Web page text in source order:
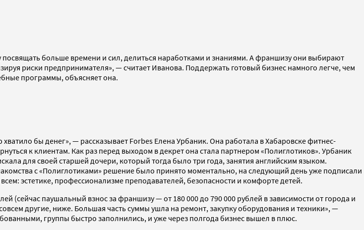
больше времени и сил, делиться наработками и знаниями. А франшизу они выбирают
риски предпринимателя», — считает Иванова. Поддержать готовый бизнес намного легче, чем
программы, объясняет она.
бы денег», — рассказывает Forbes Елена Урбаник. Она работала в Хабаровске фитнес-
к клиентам. Как раз перед выходом в декрет она стала партнером «Полиглотиков». Урбаник
для своей старшей дочери, который тогда было три года, занятия английским языком.
с «Полиглотиками» решение было принято моментально, на следующий день уже подписали
эстетике, профессионализме преподавателей, безопасности и комфорте детей.
(сейчас паушальный взнос за франшизу — от 180 000 до 790 000 рублей в зависимости от города и
другие, ниже. Большая часть суммы ушла на ремонт, закупку оборудования и техники», —
группы быстро заполнились, и уже через полгода бизнес вышел в плюс.